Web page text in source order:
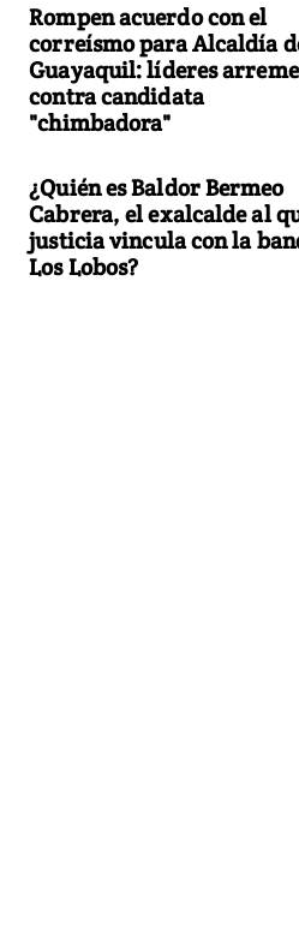
Rompen acuerdo con el
correísmo para Alcaldía
Guayaquil: líderes
contra candidata
"chimbadora"
¿Quién es Baldor Bermeo
Cabrera, el exalcalde al
justicia vincula con la
Los Lobos?